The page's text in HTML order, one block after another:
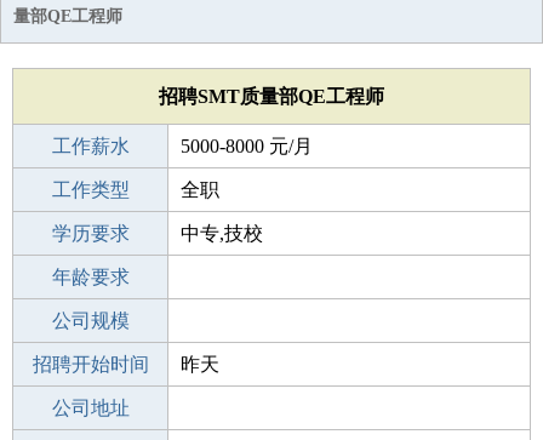
量部QE工程师
招聘SMT质量部QE工程师
工作薪水 5000-8000 元/月
招聘人数 1人
工作类型 全职
性别要求 -
学历要求 中专,技校
工作经验
年龄要求
工作地点
公司规模
公司电话
招聘开始时间 昨天
招聘结束时间
公司地址